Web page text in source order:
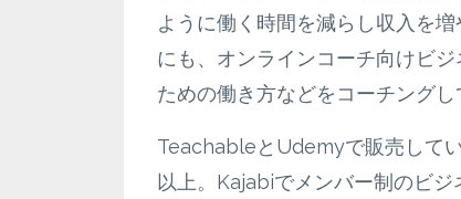
ように働く時間を減らし収入を
にも、オンラインコーチ向けビ
ための働き方などをコーチングし
TeachableとUdemyで販売して
以上。Kajabiでメンバー制のビ